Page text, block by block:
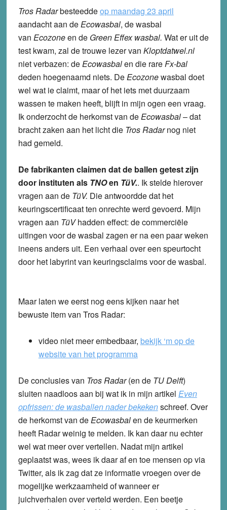
Tros Radarbesteeddeop maandag 23 april
aandacht aan deEcowasbal, de wasbal
van Ecozoneen de Green Effex wasbal. Wat er uit de
test kwam, zal de trouwe lezer van Kloptdatwel.nl
niet verbazen: deEcowasbalen die rareFx-bal
deden hoegenaamd niets. DeEcozonewasbal doet
wel wat ie claimt, maar of het iets met duurzaam
wassen te maken heeft, blijft in mijn ogen een vraag.
Ik onderzocht de herkomst van deEcowasbal– dat
bracht zaken aan het licht die Tros Radarnog niet
had gemeld.
De fabrikanten claimen dat de ballen getest zijn
door instituten als TNOen TüV.. Ik stelde hierover
vragen aan de TüV. Die antwoordde dat het
keuringscertificaat ten onrechte werd gevoerd. Mijn
vragen aan TüVhadden effect: de commerciële
uitingen voor de wasbal zagen er na een paar weken
ineens anders uit. Een verhaal over een speurtocht
door het labyrint van keuringsclaims voor de wasbal.
Maar laten we eerst nog eens kijken naar het
bewuste item van Tros Radar:
video niet meer embedbaar, bekijk ‘m op de
website van het programma
De conclusies van Tros Radar(en de TU Delft)
sluiten naadloos aan bij wat ik in mijn artikel Even
opfrissen: de wasballen nader bekekenschreef. Over
de herkomst van deEcowasbalen de keurmerken
heeft Radar weinig te melden. Ik kan daar nu echter
wel wat meer over vertellen. Nadat mijn artikel
geplaatst was, wees ik daar af en toe mensen op via
Twitter, als ik zag dat ze informatie vroegen over de
mogelijke werkzaamheid of wanneer er
juichverhalen over verteld werden. Een beetje